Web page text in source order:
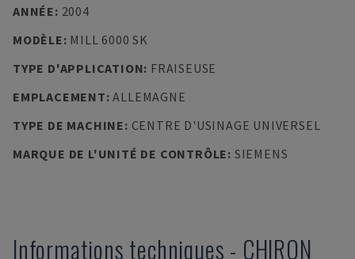
ANNÉE: 2004
MODÈLE: MILL 6000 SK
TYPE D'APPLICATION: FRAISEUSE
EMPLACEMENT:ALLEMAGNE
TYPE DE MACHINE: CENTRE D'USINAGE UNIVERSEL
MARQUE DE L'UNITÉ DE CONTRÔLE: SIEMENS
Informations techniques - CHIRON